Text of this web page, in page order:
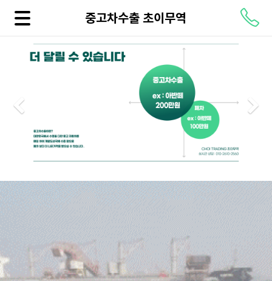
중고차수출 초이무역